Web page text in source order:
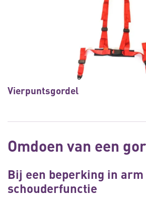
Vierpuntsgordel
Omdoen van een
Bij een beperking in
schouderfunctie